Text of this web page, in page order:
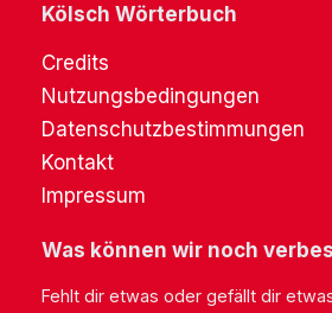
Kölsch Wörterbuch
Credits
Nutzungsbedingungen
Datenschutzbestimmungen
Kontakt
Impressum
Was können wir noch
Fehlt dir etwas oder gefällt dir